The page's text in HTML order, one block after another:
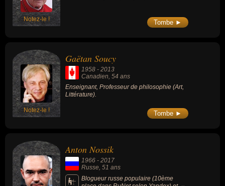
Notez-le ! Tombe ►
Notez-le !
Gaëtan Soucy
1958 - 2013
Canadien, 54 ans
Enseignant, Professeur de philosophie (Art,
Littérature).
Tombe ►
Anton Nossik
1966 - 2017
Russe , 51 ans
Blogueur russe populaire (10ème